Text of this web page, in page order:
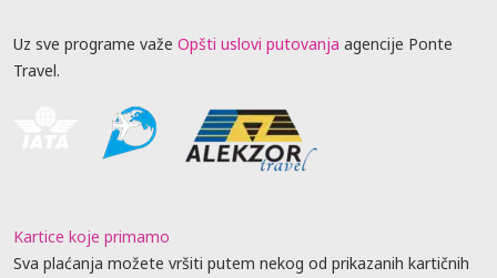
Uz sve programe važe Opšti uslovi putovanja agencije Ponte
Travel.
Kartice koje primamo
Sva plaćanja možete vršiti putem nekog od prikazanih kartičnih